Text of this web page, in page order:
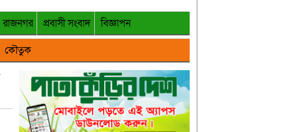
রাজনগর প্রবাসী সংবাদ
বিজ্ঞাপন
কৌতুক